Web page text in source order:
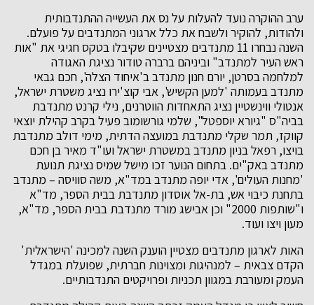
ערב ההוקרה נועד להעלות על נס את העשייה ההתנדבותית
ולהודות, להוקיר ולשבח את כלל ארגוני המתנדבים על פועלם.
השנה נבחרו 11 מתנדבים מצטיינים שקיבלו בטקס חגיגי את "אות
ראש העיר למתנדב" וביניהם ברברה טודור נציגת האגודה
למלחמה בסרטן, יורם חנון מתנדב ב'איחוד הצלה', חכם גבאי
מתנדב בעמותה 'למען הקשיש', אבי קוצ'ירו נציג משטרת ישראל,
אנטולי ווינשטיין נציג התאחדות הווטרנים, נילי קרנט מתנדבת
בביה"ס "גיורא יוספטל", שלמי גורשומוב פעיל בקרב קהילת יוצאי
קווקז, תמר שקלי מתנדבת במועצה הדתית, מימי דולב מתנדבת
בויצו, רפאל בניון מתנדב במשטרת ישראל ועו"ד מאיר בן חכם
מתנדב באק"ים. בתחום הנוער זכו מישל שמיס נציגת תנועת
'מחנות העולים', אדי יופה מתנדב במד"א, משה סוויסה – מתנדב
בתחנת כיבוי אש, בת-אל אוסדון מתנדבת בבית הספר, מד"א
ו"שותפות 2000" וכן אבישג מורד מתנדבת בבית הספר, מד"א,
מעון ויצו ועוד.
האות לארגון מתנדבים מצטיין הוענק השנה למכינה 'הישראלית'
הקדם צבאית – למנהיגות ומצוינות חברתית, שפועלת במגדל
העמק ומעורבת במגוון תכניות ופרויקטים התנדבותיים.